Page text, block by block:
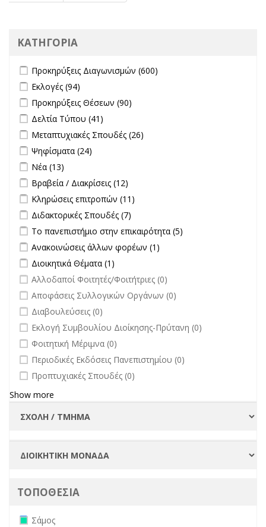
ΚΑΤΗΓΟΡΙΑ
Apply Προκηρύξεις Διαγωνισμών filter
Προκηρύξεις Διαγωνισμών (600)
Apply Εκλογές filter
Εκλογές (94)
Apply Προκηρύξεις Θέσεων filter
Προκηρύξεις Θέσεων (90)
Apply Δελτία Τύπου filter
Δελτία Τύπου (41)
Apply Μεταπτυχιακές Σπουδές filter
Μεταπτυχιακές Σπουδές (26)
Apply Ψηφίσματα filter
Ψηφίσματα (24)
Apply Νέα filter
Νέα (13)
Apply Βραβεία / Διακρίσεις filter
Βραβεία / Διακρίσεις (12)
Apply Κληρώσεις επιτροπών filter
Κληρώσεις επιτροπών (11)
Apply Διδακτορικές Σπουδές filter
Διδακτορικές Σπουδές (7)
Apply Το πανεπιστήμιο στην επικαιρότητα filter
Το πανεπιστήμιο στην επικαιρότητα (5)
Apply Ανακοινώσεις άλλων φορέων filter
Ανακοινώσεις άλλων φορέων (1)
Apply Διοικητικά Θέματα filter
Διοικητικά Θέματα (1)
undefined
Αλλοδαποί Φοιτητές/Φοιτήτριες (0)
undefined
Αποφάσεις Συλλογικών Οργάνων (0)
undefined
Διαβουλεύσεις (0)
undefined
Εκλογή Συμβουλίου Διοίκησης-Πρύτανη (0)
undefined
Φοιτητική Μέριμνα (0)
undefined
Περιοδικές Εκδόσεις Πανεπιστημίου (0)
undefined
Προπτυχιακές Σπουδές (0)
Show more
ΤΟΠΟΘΕΣΙΑ
Remove Σάμος filter
Σάμος